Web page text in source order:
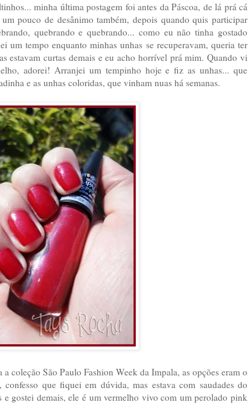
minha última postagem foi antes da Páscoa, de lá prá cá
pouco de desânimo também, depois quando quis participar
quebrando e quebrando... como eu não tinha gostado
um tempo enquanto minhas unhas se recuperavam, queria ter
estavam curtas demais e eu acho horrível prá mim. Quando vi
adorei! Arranjei um tempinho hoje e fiz as unhas... que
e as unhas coloridas, que vinham nuas há semanas.
coleção São Paulo Fashion Week da Impala, as opções eram o
que fiquei em dúvida, mas estava com saudades do
e gostei demais, ele é um vermelho vivo com um perolado pink